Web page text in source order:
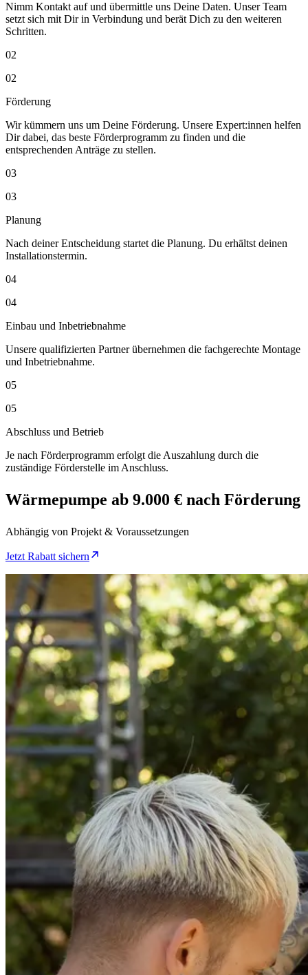
Nimm Kontakt auf und übermittle uns Deine Daten. Unser Team
setzt sich mit Dir in Verbindung und berät Dich zu den weiteren
Schritten.
02
02
Förderung
Wir kümmern uns um Deine Förderung. Unsere Expert:innen helfen
Dir dabei, das beste Förderprogramm zu finden und die
entsprechenden Anträge zu stellen.
03
03
Planung
Nach deiner Entscheidung startet die Planung. Du erhältst deinen
Installationstermin.
04
04
Einbau und Inbetriebnahme
Unsere qualifizierten Partner übernehmen die fachgerechte Montage
und Inbetriebnahme.
05
05
Abschluss und Betrieb
Je nach Förderprogramm erfolgt die Auszahlung durch die
zuständige Förderstelle im Anschluss.
Wärmepumpe ab 9.000 € nach Förderung
Abhängig von Projekt & Voraussetzungen
Jetzt Rabatt sichern